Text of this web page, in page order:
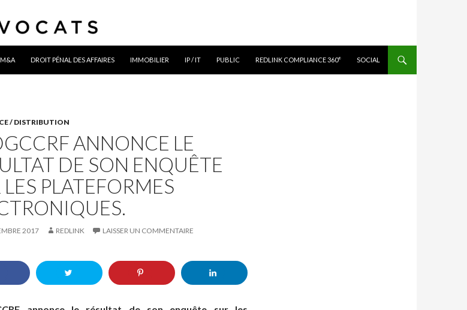
M&A DROIT PÉNAL DES AFFAIRES IMMOBILIER IP / IT PUBLIC REDLINK COMPLIANCE 360° SOCIAL
/ DISTRIBUTION
ANNONCE LE
DE SON ENQUÊTE
LES PLATEFORMES
2017 REDLINK LAISSER UN COMMENTAIRE